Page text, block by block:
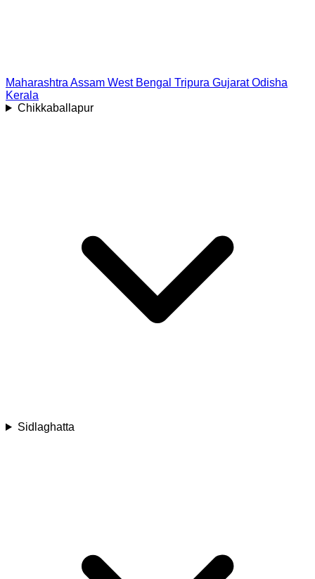
Maharashtra Assam West Bengal Tripura Gujarat Odisha
Kerala
Chikkaballapur
Sidlaghatta